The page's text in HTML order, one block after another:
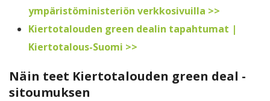
ympäristöministeriön verkkosivuilla >>
Kiertotalouden green dealin tapahtumat |
Kiertotalous-Suomi >>
Näin teet Kiertotalouden green deal -
sitoumuksen